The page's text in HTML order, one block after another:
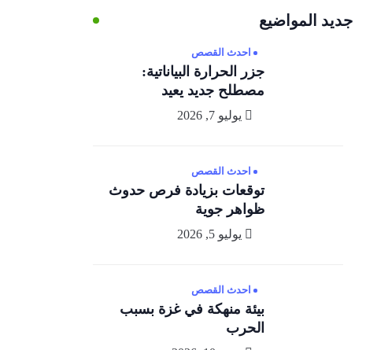
جديد المواضيع
احدث القصص
جزر الحرارة البياناتية:
مصطلح جديد يعيد
يوليو 7, 2026
احدث القصص
توقعات بزيادة فرص حدوث
ظواهر جوية
يوليو 5, 2026
احدث القصص
بيئة منهكة في غزة بسبب
الحرب